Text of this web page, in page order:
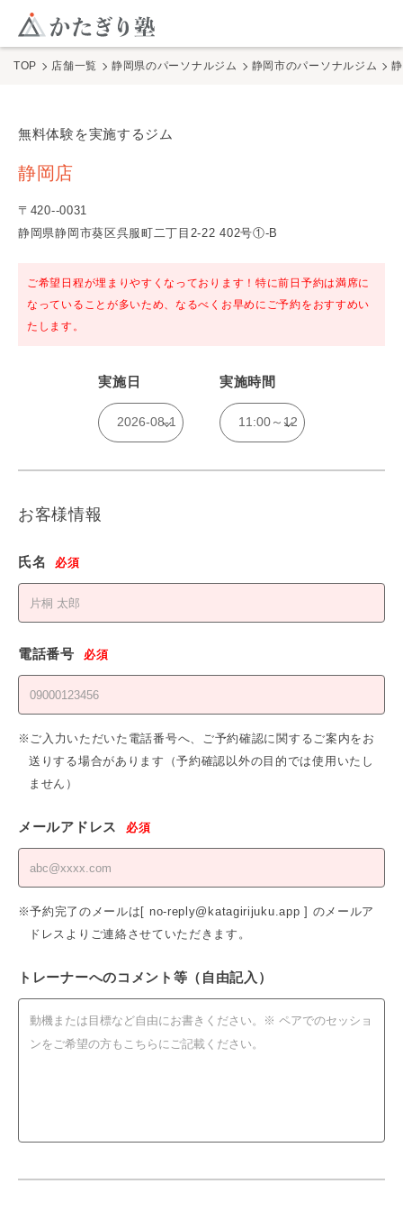
TOP 店舗一覧 静岡県のパーソナルジム 静岡市のパーソナルジム
無料体験を実施するジム
静岡店の無料体験
静岡店
〒 420--0031
静岡県静岡市葵区呉服町二丁目2-22 402号①-B
ご希望日程が埋まりやすくなっております！特に前日予約は満席に
なっていることが多いため、なるべくお早めにご予約をおすすめい
たします。
実施日 実施時間
お客様情報
氏名 必須
電話番号 必須
※ご入力いただいた電話番号へ、ご予約確認に関するご案内をお
送りする場合があります（予約確認以外の目的では使用いたし
ません）
メールアドレス 必須
※予約完了のメールは[ no-reply@katagirijuku.app ] のメールア
ドレスよりご連絡させていただきます。
トレーナーへのコメント等（自由記入）